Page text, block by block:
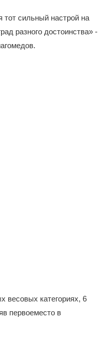
тот сильный настрой на
разного достоинства» -
весовых категориях, 6
первоеместо в